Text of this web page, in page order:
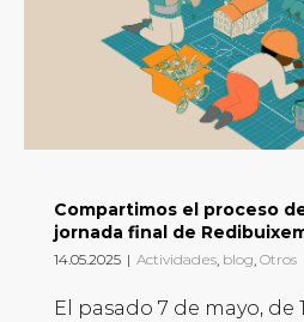
Compartimos el proceso
jornada final de
14.05.2025 | Actividades, blog, Otros
El pasado 7 de mayo, de